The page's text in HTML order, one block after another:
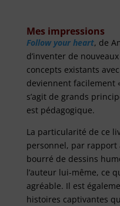
Mes impressions
Follow your heart, de
d’inventer de
concepts existants
deviennent facilement
s’agit de grands
est pédagogique.
La particularité de ce
personnel, par rapport
bourré de dessins
l’auteur lui-même, ce
agréable. Il est
histoires captivantes